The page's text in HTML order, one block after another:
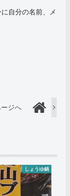
自分の名前、メ
ージへ
しょうゆ鍋